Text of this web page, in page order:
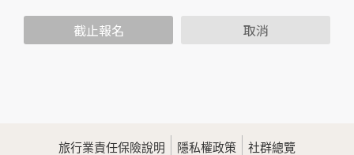
範圍內處理及利用您的個人資料；非經您書面同意，本網站不
會將個人資料用於其他用途。
為提供精確的服務，我們會將收集的問卷調查內容進行統計與
截止報名 取消
旅行業責任保險說明 隱私權政策 社群總覽